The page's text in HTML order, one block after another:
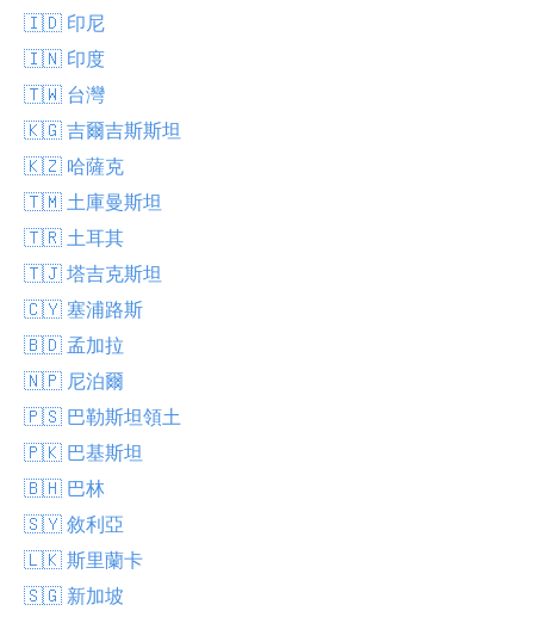
🇮🇩 印尼
🇮🇳 印度
🇹🇼 台灣
🇰🇬 吉爾吉斯斯坦
🇰🇿 哈薩克
🇹🇲 土庫曼斯坦
🇹🇷 土耳其
🇹🇯 塔吉克斯坦
🇨🇾 塞浦路斯
🇧🇩 孟加拉
🇳🇵 尼泊爾
🇵🇸 巴勒斯坦領土
🇵🇰 巴基斯坦
🇧🇭 巴林
🇸🇾 敘利亞
🇱🇰 斯里蘭卡
🇸🇬 新加坡